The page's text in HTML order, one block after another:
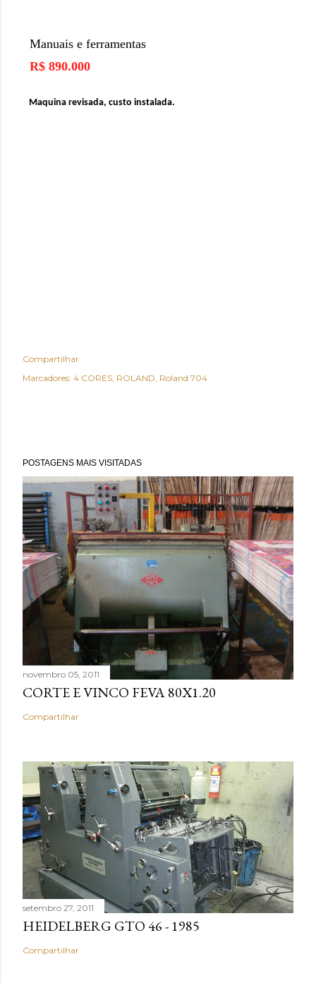
Manuais e ferramentas
R$ 890.000
Maquina revisada, custo instalada.
Compartilhar
Marcadores: 4 CORES ROLAND Roland 704
POSTAGENS MAIS VISITADAS
novembro 05, 2011
CORTE E VINCO FEVA 80X1.20
Compartilhar
setembro 27, 2011
HEIDELBERG GTO 46 - 1985
Compartilhar